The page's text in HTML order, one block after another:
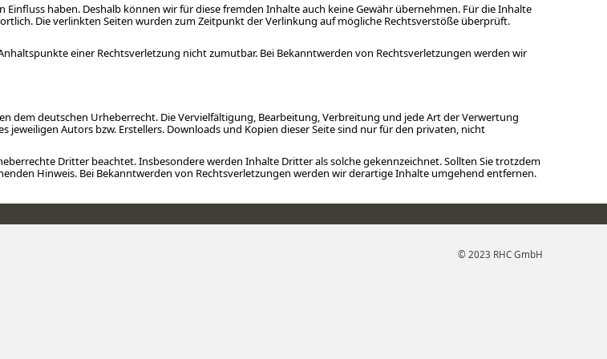
haben. Deshalb können wir für diese fremden Inhalte auch keine Gewähr übernehmen. Für die Inhalte
Die verlinkten Seiten wurden zum Zeitpunkt der Verlinkung auf mögliche Rechtsverstöße überprüft.
einer Rechtsverletzung nicht zumutbar. Bei Bekanntwerden von Rechtsverletzungen werden wir
dem deutschen Urheberrecht. Die Vervielfältigung, Bearbeitung, Verbreitung und jede Art der Verwertung
Autors bzw. Erstellers. Downloads und Kopien dieser Seite sind nur für den privaten, nicht
Dritter beachtet. Insbesondere werden Inhalte Dritter als solche gekennzeichnet. Sollten Sie trotzdem
Hinweis. Bei Bekanntwerden von Rechtsverletzungen werden wir derartige Inhalte umgehend entfernen.
© 2023 RHC GmbH